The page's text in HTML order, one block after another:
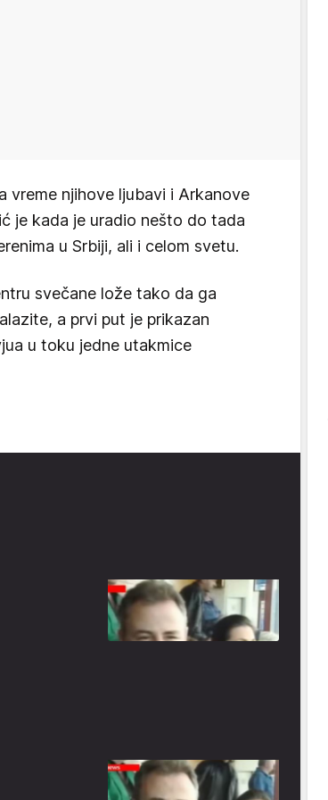
vreme njihove ljubavi i Arkanove
je kada je uradio nešto do tada
u Srbiji, ali i celom svetu.
svečane lože tako da ga
a prvi put je prikazan
u toku jedne utakmice